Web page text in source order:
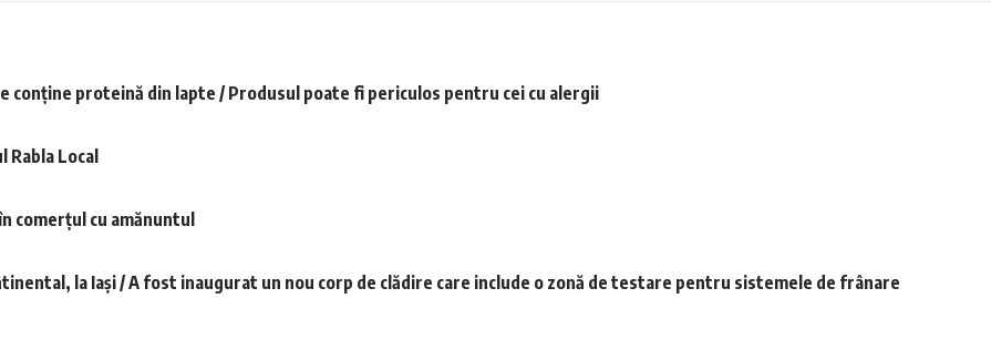
conţine proteină din lapte / Produsul poate fi periculos pentru cei cu alergii
Rabla Local
comerţul cu amănuntul
la Iaşi / A fost inaugurat un nou corp de clădire care include o zonă de testare pentru sistemele de frânare